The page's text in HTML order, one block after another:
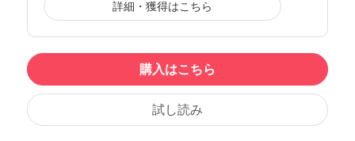
詳細・獲得はこちら
購入はこちら
試し読み